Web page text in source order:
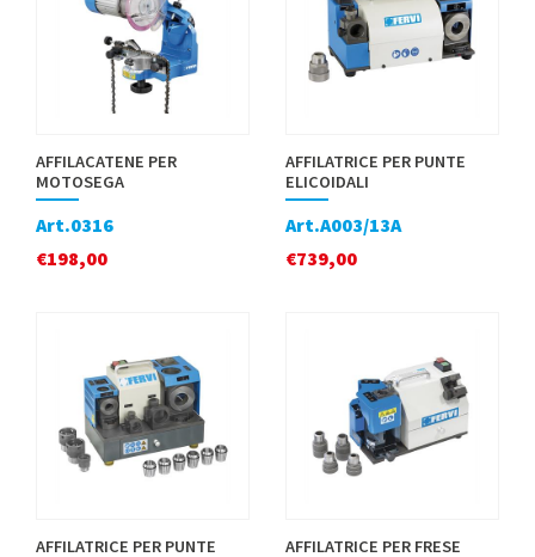
AFFILACATENE PER
MOTOSEGA
Art.0316
€198,00
AFFILATRICE PER PUNTE
ELICOIDALI
Art.A003/13A
€739,00
AFFILATRICE PER PUNTE
AFFILATRICE PER FRESE